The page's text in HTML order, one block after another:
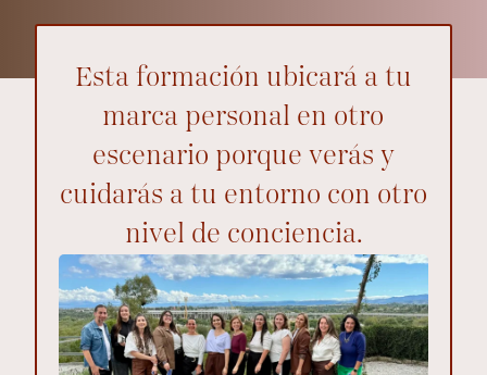
Esta formación ubicará a tu
marca personal en otro
escenario porque verás y
cuidarás a tu entorno con otro
nivel de conciencia.